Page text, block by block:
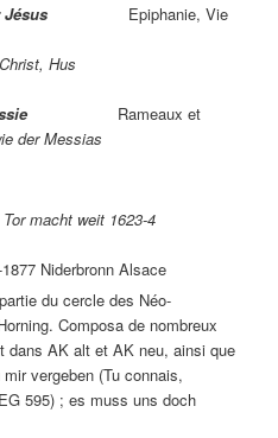
Epiphanie, Vie
Hus
Rameaux et
der Messias
macht weit 1623-4
Niderbronn Alsace
du cercle des Néo-
Composa de nombreux
dans AK alt et AK neu, ainsi que
vergeben (Tu connais,
595) ; es muss uns doch